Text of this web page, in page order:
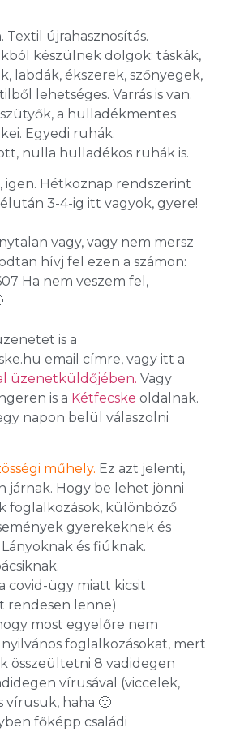
újrahasznosítás.
készülnek dolgok: táskák,
labdák, ékszerek, szőnyegek,
lehetséges. Varrás is van.
a hulladékmentes
Egyedi ruhák.
nulla hulladékos ruhák is.
igen. Hétköznap rendszerint
3-4-ig itt vagyok, gyere!
vagy, vagy nem mersz
hívj fel ezen a számon:
Ha nem veszem fel,
is a
email címre, vagy itt a
üzenetküldőjében. Vagy
is a Kétfecske oldalnak.
napon belül válaszolni
műhely. Ez azt jelenti,
járnak. Hogy be lehet jönni
foglalkozások, különböző
gyerekeknek és
és fiúknak.
covid-ügy miatt kicsit
rendesen lenne)
most egyelőre nem
foglalkozásokat, mert
összeültetni 8 vadidegen
vírusával (viccelek,
vírusuk, haha 🙂
főképp családi